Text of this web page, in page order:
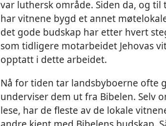
var luthersk område. Siden da, og
har vitnene bygd et annet
det gode budskap har etter hvert
som tidligere motarbeidet Jehovas
opptatt i dette arbeidet.
Nå for tiden tar landsbyboerne ofte
underviser dem ut fra Bibelen. Selv
lese, har de fleste av de lokale